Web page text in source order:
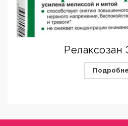
Релаксозан